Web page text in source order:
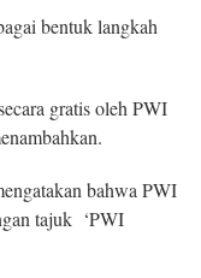
bentuk langkah
gratis oleh PWI
bahwa PWI
tajuk ‘PWI